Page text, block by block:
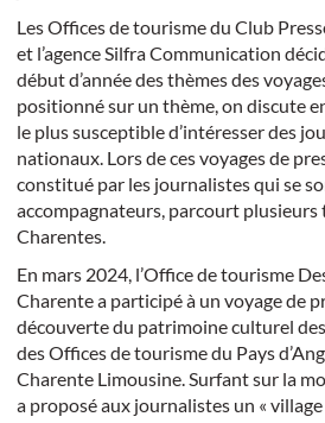
Les Offices de tourisme du Club
et l’agence Silfra Communication
début d’année des thèmes des
positionné sur un thème, on discute
le plus susceptible d’intéresser des
nationaux. Lors de ces voyages de
constitué par les journalistes qui se
accompagnateurs, parcourt
Charentes.
En mars 2024, l’Office de tourisme
Charente a participé à un voyage de
découverte du patrimoine culturel
des Offices de tourisme du Pays
Charente Limousine. Surfant sur la
a proposé aux journalistes un «